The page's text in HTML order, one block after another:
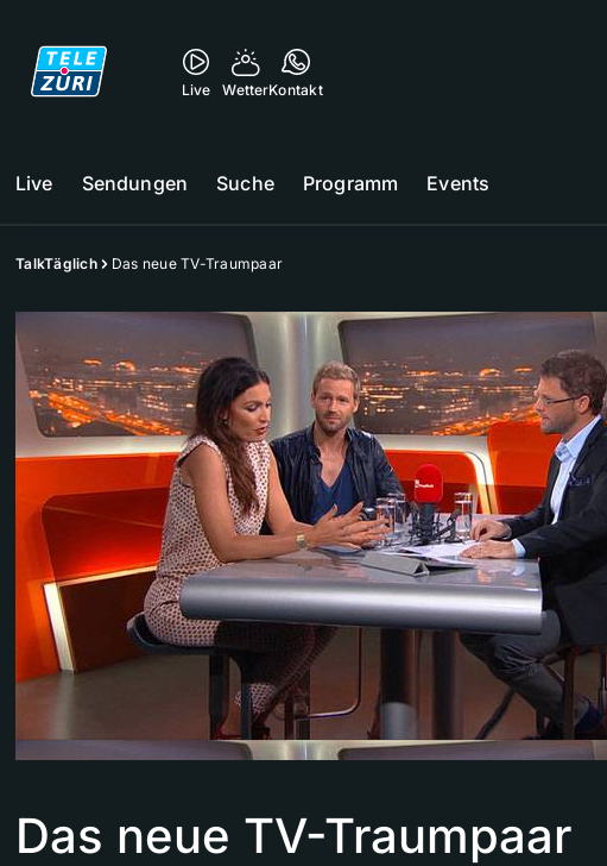
Live WetterKontakt
Live Sendungen Suche Programm Events
TalkTäglich Das neue TV-Traumpaar
Das neue TV-Traumpaar